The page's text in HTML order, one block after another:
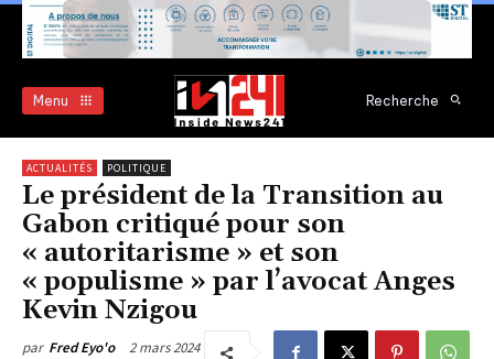
Menu Recherche
ACTUALITÉS POLITIQUE
Le président de la Transition au
Gabon critiqué pour son
« autoritarisme » et son
« populisme » par l’avocat Anges
Kevin Nzigou
par Fred Eyo'o 2 mars 2024